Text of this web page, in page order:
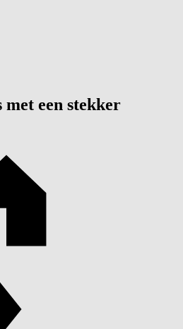
met een stekker